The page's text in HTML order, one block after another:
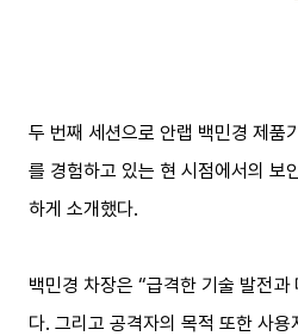
두 번째 세션으로 안랩 백민경 제품
를 경험하고 있는 현 시점에서의
하게 소개했다.
백민경 차장은 “급격한 기술 발전
다. 그리고 공격자의 목적 또한 사